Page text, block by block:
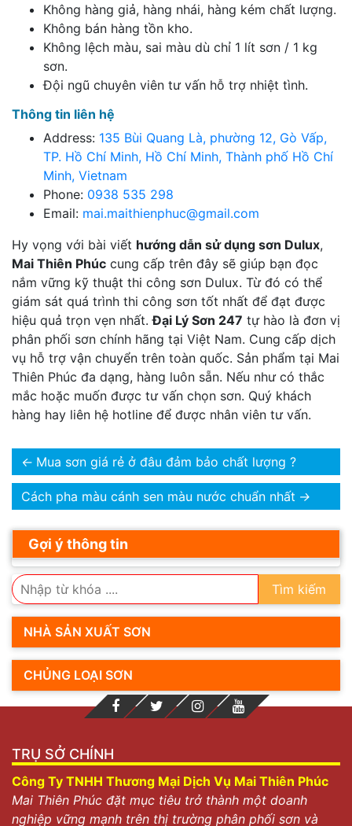
Không hàng giả, hàng nhái, hàng kém chất lượng.
Không bán hàng tồn kho.
Không lệch màu, sai màu dù chỉ 1 lít sơn / 1 kg
sơn.
Đội ngũ chuyên viên tư vấn hỗ trợ nhiệt tình.
Thông tin liên hệ
Address: 135 Bùi Quang Là, phường 12, Gò Vấp,
TP. Hồ Chí Minh, Hồ Chí Minh, Thành phố Hồ Chí
Minh, Vietnam
Phone: 0938 535 298
Email: mai.maithienphuc@gmail.com
Hy vọng với bài viết hướng dẫn sử dụng sơn Dulux,
Mai Thiên Phúc cung cấp trên đây sẽ giúp bạn đọc
nắm vững kỹ thuật thi công sơn Dulux. Từ đó có thể
giám sát quá trình thi công sơn tốt nhất để đạt được
hiệu quả trọn vẹn nhất.Đại Lý Sơn 247 tự hào là đơn vị
phân phối sơn chính hãng tại Việt Nam. Cung cấp dịch
vụ hỗ trợ vận chuyển trên toàn quốc. Sản phẩm tại Mai
Thiên Phúc đa dạng, hàng luôn sẵn. Nếu như có thắc
mắc hoặc muốn được tư vấn chọn sơn. Quý khách
hàng hay liên hệ hotline để được nhân viên tư vấn.
← Mua sơn giá rẻ ở đâu đảm bảo chất lượng ?
Cách pha màu cánh sen màu nước chuẩn nhất →
Gợi ý thông tin
Tìm kiếm
NHÀ SẢN XUẤT SƠN
CHỦNG LOẠI SƠN
TRỤ SỞ CHÍNH
Công Ty TNHH Thương Mại Dịch Vụ Mai Thiên Phúc
Mai Thiên Phúc đặt mục tiêu trở thành một doanh
nghiệp vững mạnh trên thị trường phân phối sơn và